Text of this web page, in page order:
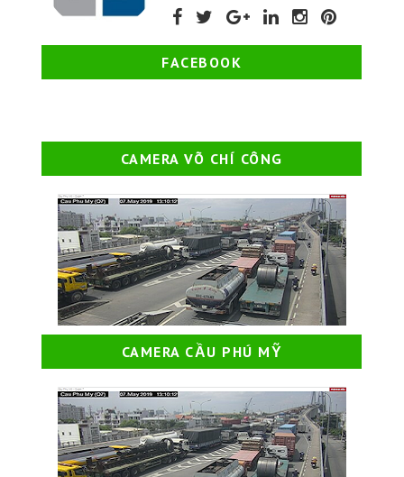
FACEBOOK
CAMERA VÕ CHÍ CÔNG
CAMERA CẦU PHÚ MỸ